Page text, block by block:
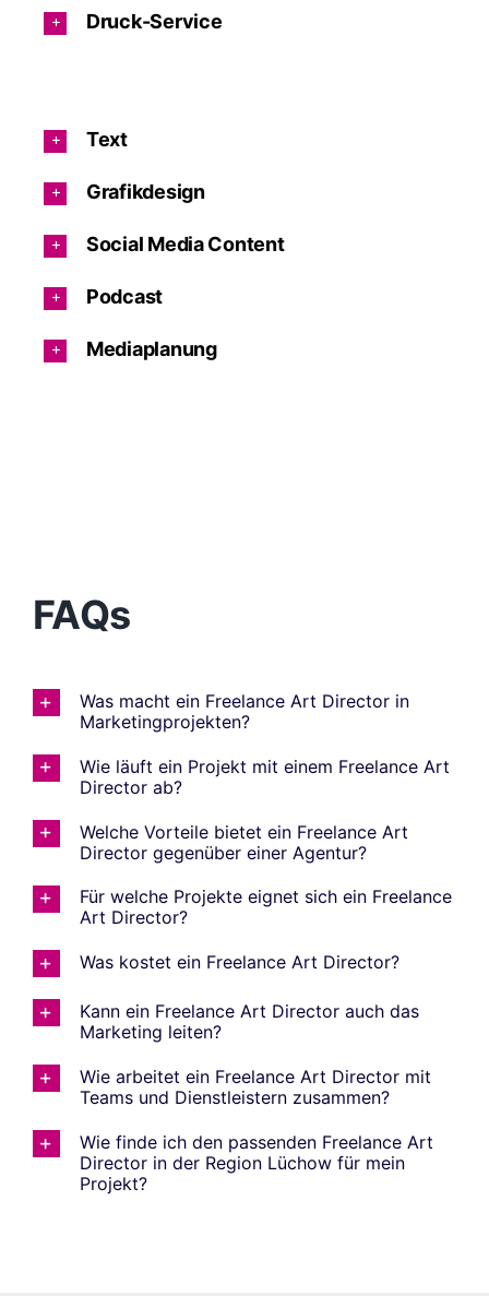
Druck-Service
Text
Grafikdesign
Social Media Content
Podcast
Mediaplanung
FAQs
Was macht ein Freelance Art Director in
Marketingprojekten?
Wie läuft ein Projekt mit einem Freelance Art
Director ab?
Welche Vorteile bietet ein Freelance Art
Director gegenüber einer Agentur?
Für welche Projekte eignet sich ein Freelance
Art Director?
Was kostet ein Freelance Art Director?
Kann ein Freelance Art Director auch das
Marketing leiten?
Wie arbeitet ein Freelance Art Director mit
Teams und Dienstleistern zusammen?
Wie finde ich den passenden Freelance Art
Director in der Region Lüchow für mein
Projekt?